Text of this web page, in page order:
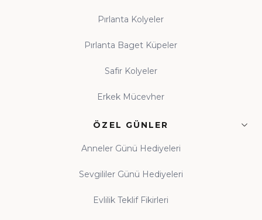
Pırlanta Kolyeler
Pırlanta Baget Küpeler
Safir Kolyeler
Erkek Mücevher
ÖZEL GÜNLER
Anneler Günü Hediyeleri
Sevgililer Günü Hediyeleri
Evlilik Teklif Fikirleri